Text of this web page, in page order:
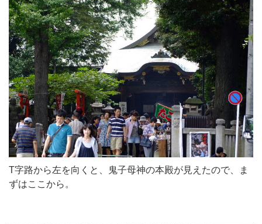
T字路から左を向くと、鬼子母神の本殿が見えたので、ま
ずはここから。